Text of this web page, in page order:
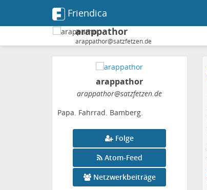
Friendica
arappathor
arappathor@satzfetzen.de
arappathor
arappathor@satzfetzen.de
Papa. Fahrrad. Bamberg.
Folge
Atom-Feed
Netzwerkbeiträge